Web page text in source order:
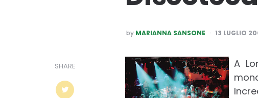
POSTED
BY
by MARIANNA SANSONE 13 LUGLIO
SHARE
A